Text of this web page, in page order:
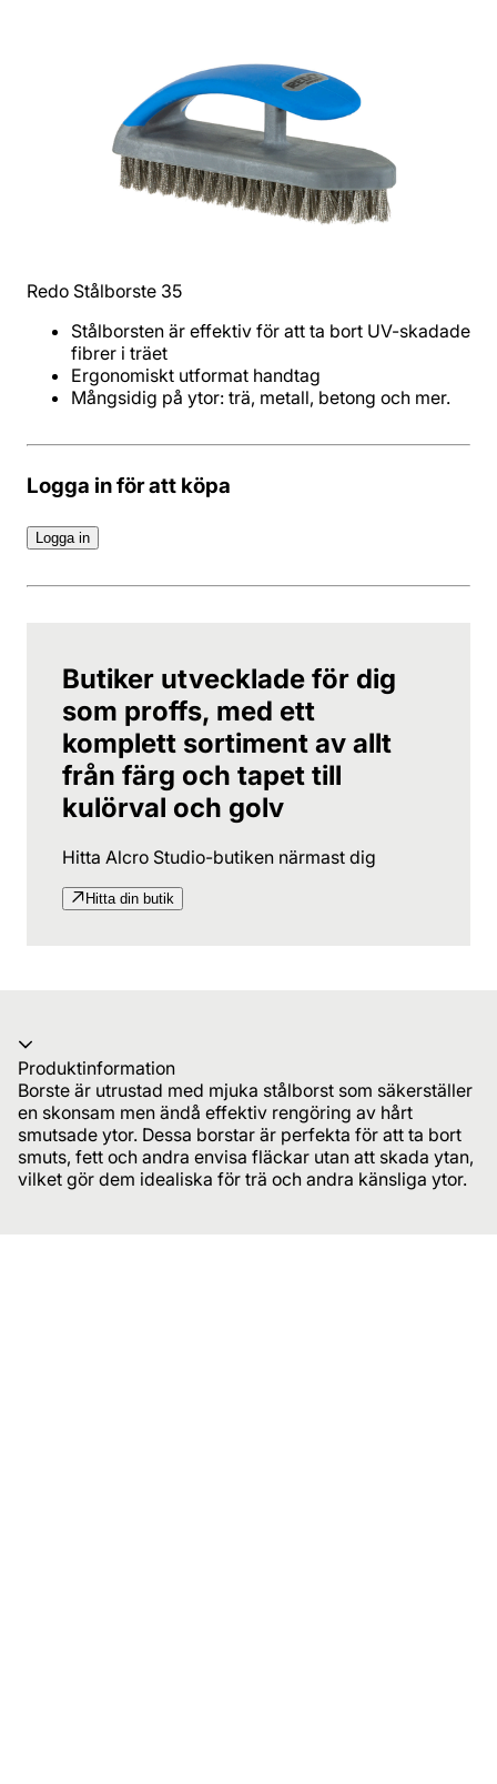
Redo Stålborste 35
Stålborsten är effektiv för att ta bort UV-skadade
Mångsidig på ytor: trä, metall, betong och mer.
Logga in för att köpa
Logga in
Butiker utvecklade för dig
som proffs, med ett
komplett sortiment av allt
från färg och tapet till
kulörval och golv
Hitta Alcro Studio-butiken närmast dig
Hitta din butik
Produktinformation
Borste är utrustad med mjuka stålborst som säkerställer
en skonsam men ändå effektiv rengöring av hårt
smutsade ytor. Dessa borstar är perfekta för att ta bort
smuts, fett och andra envisa fläckar utan att skada ytan,
vilket gör dem idealiska för trä och andra känsliga ytor.